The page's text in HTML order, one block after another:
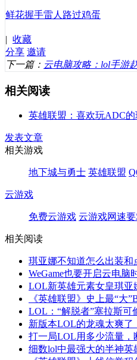
鲜花握手雷人 路过鸡蛋
| 收藏
分享 邀请
下一篇： 云电脑攻略：lol手游
相关阅读
英雄联盟：喜欢玩ADC
发表文章
相关游戏
地下城与勇士 英雄联盟
云游戏
免费云游戏 云游戏网速
相关阅读
琪亚娜不知道怎么出装和
WeGame也要开启云电
LOL新英雄元素女皇琪亚
《英雄联盟》史上最“大
LOL：“解脱者”塞拉斯可
新版本LOL的龙魂太爽了
打一局LOL用多少流量，
细数lol中最强大的半神英